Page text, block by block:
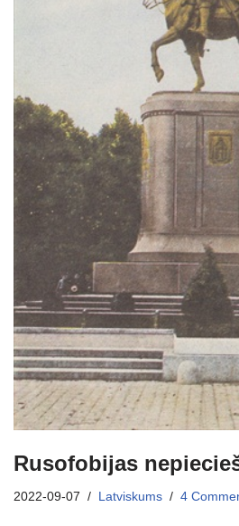
Rusofobijas
2022-09-07 Latviskums 4